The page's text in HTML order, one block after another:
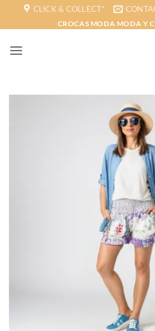
CLICK & COLLECT*
CROCAS MODA MODA Y